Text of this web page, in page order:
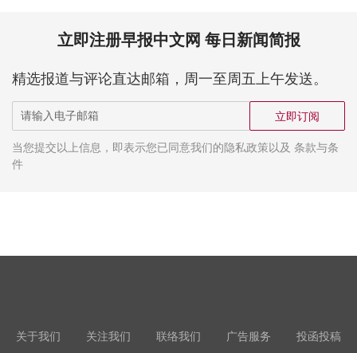
立即注册早报中文网 每日新闻简报
精选报道与评论直达邮箱，周一至周五上午发送。
立即订阅
当您提交以上信息，即表示您已同意我们的隐私政策以及 条款与条
件
关于我们 关注我们 联络我们 广告服务 投函投稿